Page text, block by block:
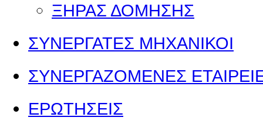
ΞΗΡΑΣ ΔΟΜΗΣΗΣ
ΣΥΝΕΡΓΑΤΕΣ ΜΗΧΑΝΙΚΟΙ
ΣΥΝΕΡΓΑΖΟΜΕΝΕΣ
ΕΡΩΤΗΣΕΙΣ